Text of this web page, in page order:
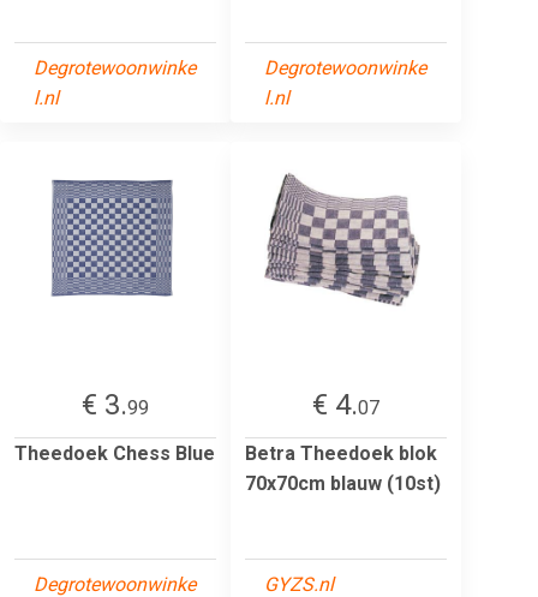
Degrotewoonwinke
l.nl
Degrotewoonwinke
l.nl
€ 3.99
Theedoek Chess Blue
Degrotewoonwinke
€ 4.07
Betra Theedoek blok
70x70cm blauw (10st)
GYZS.nl